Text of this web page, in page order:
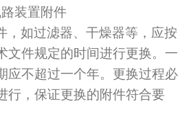
装置附件
，如过滤器、干燥器等，应按
文件规定的时间进行更换。一
应不超过一个年。更换过程必
行，保证更换的附件符合要